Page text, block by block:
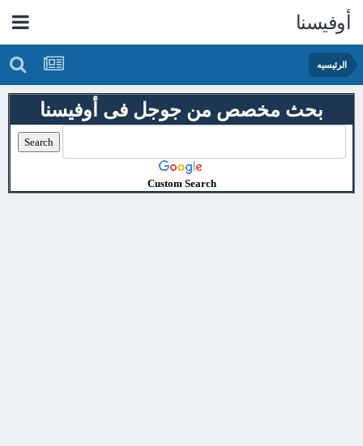
أوفيسنا
الرئيسيه
بحث مخصص من جوجل فى أوفيسنا
Custom Search